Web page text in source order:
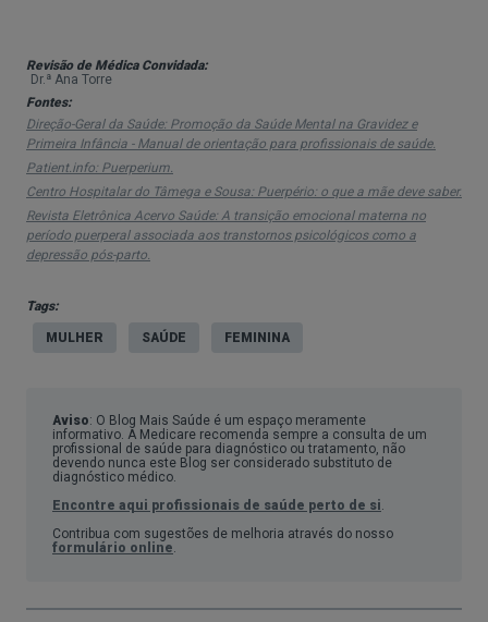
Revisão de Médica Convidada:
Dr.ª Ana Torre
Fontes:
Direção-Geral da Saúde: Promoção da Saúde Mental na Gravidez e
Primeira Infância - Manual de orientação para profissionais de saúde.
Patient.info: Puerperium.
Centro Hospitalar do Tâmega e Sousa: Puerpério: o que a mãe deve saber.
Revista Eletrônica Acervo Saúde: A transição emocional materna no
período puerperal associada aos transtornos psicológicos como a
depressão pós-parto.
Tags:
MULHER SAÚDE FEMININA
Aviso: O Blog Mais Saúde é um espaço meramente
informativo. A Medicare recomenda sempre a consulta de um
profissional de saúde para diagnóstico ou tratamento, não
devendo nunca este Blog ser considerado substituto de
diagnóstico médico.
Encontre aqui profissionais de saúde perto de si
Contribua com sugestões de melhoria através do nosso
formulário online